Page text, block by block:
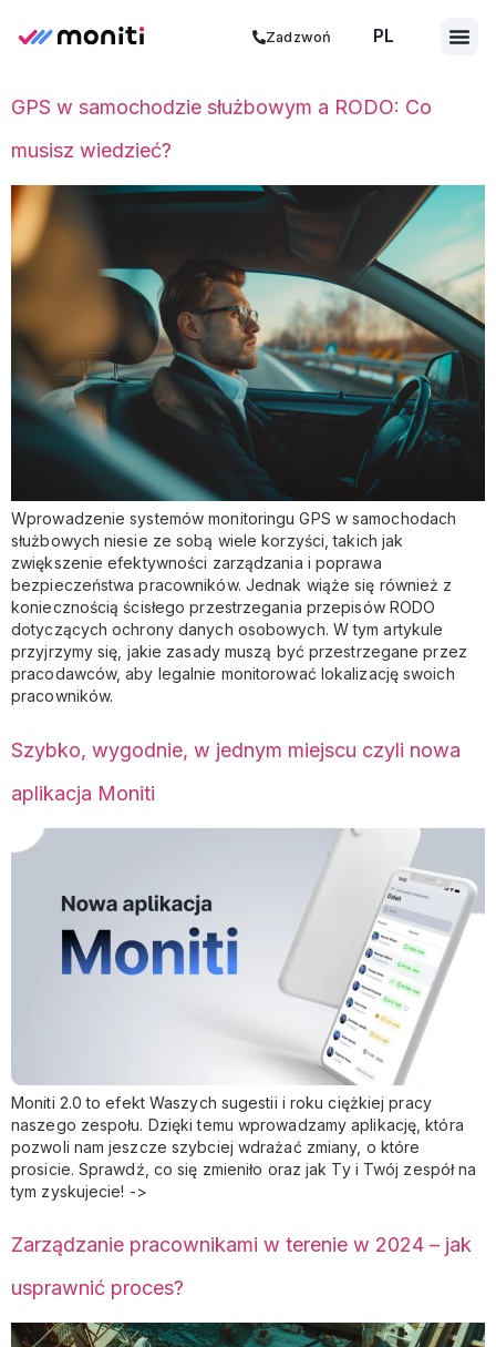
Zadzwoń PL
ES
GPS w samochodzie służbowym a RODO: Co
musisz wiedzieć?
Wprowadzenie systemów monitoringu GPS w samochodach
służbowych niesie ze sobą wiele korzyści, takich jak
zwiększenie efektywności zarządzania i poprawa
bezpieczeństwa pracowników. Jednak wiąże się również z
koniecznością ścisłego przestrzegania przepisów RODO
dotyczących ochrony danych osobowych. W tym artykule
przyjrzymy się, jakie zasady muszą być przestrzegane przez
pracodawców, aby legalnie monitorować lokalizację swoich
pracowników.
Szybko, wygodnie, w jednym miejscu czyli nowa
aplikacja Moniti
Moniti 2.0 to efekt Waszych sugestii i roku ciężkiej pracy
naszego zespołu. Dzięki temu wprowadzamy aplikację, która
pozwoli nam jeszcze szybciej wdrażać zmiany, o które
prosicie. Sprawdź, co się zmieniło oraz jak Ty i Twój zespół na
tym zyskujecie! ->
Zarządzanie pracownikami w terenie w 2024 – jak
usprawnić proces?